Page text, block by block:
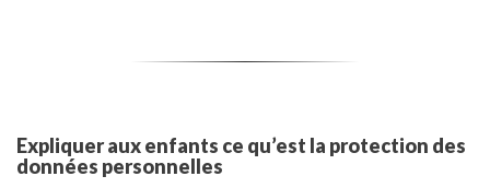
Expliquer aux enfants ce qu’est la protection des
données personnelles